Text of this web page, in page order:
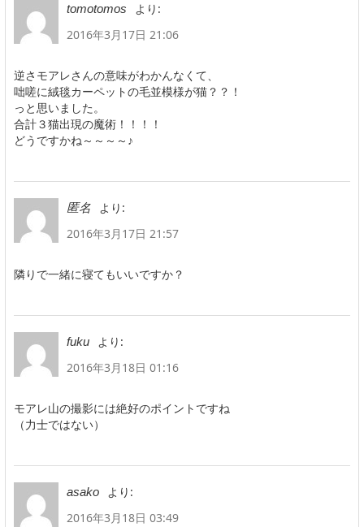
tomotomos
より:
2016年3月17日 21:06
逆さモアレさんの意味がわかんなくて、
咄嗟に絨毯カーペットの毛並模様が猫？？！
っと思いました。
合計３猫出現の魔術！！！！
どうですかね～～～～♪
匿名
より:
2016年3月17日 21:57
隣りで一緒に寝てもいいですか？
fuku
より:
2016年3月18日 01:16
モアレ山の撮影には絶好のポイントですね
（力士ではない）
asako
より:
2016年3月18日 03:49